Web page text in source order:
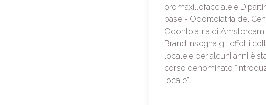
oromaxillofacciale e
base - Odontoiatria del
Odontoiatria di Amsterdam
Brand insegna gli effetti
locale e per alcuni anni è
corso denominato
locale”.